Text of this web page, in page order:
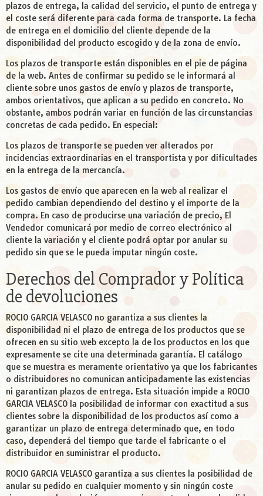
plazos de entrega, la calidad del servicio, el punto de entrega y
el coste será diferente para cada forma de transporte. La fecha
de entrega en el domicilio del cliente depende de la
disponibilidad del producto escogido y de la zona de envío.
Los plazos de transporte están disponibles en el pie de página
de la web. Antes de confirmar su pedido se le informará al
cliente sobre unos gastos de envío y plazos de transporte,
ambos orientativos, que aplican a su pedido en concreto. No
obstante, ambos podrán variar en función de las circunstancias
concretas de cada pedido. En especial:
Los plazos de transporte se pueden ver alterados por
incidencias extraordinarias en el transportista y por dificultades
en la entrega de la mercancía.
Los gastos de envío que aparecen en la web al realizar el
pedido cambian dependiendo del destino y el importe de la
compra. En caso de producirse una variación de precio, El
Vendedor comunicará por medio de correo electrónico al
cliente la variación y el cliente podrá optar por anular su
pedido sin que se le pueda imputar ningún coste.
Derechos del Comprador y Política
de devoluciones
ROCIO GARCIA VELASCO no garantiza a sus clientes la
disponibilidad ni el plazo de entrega de los productos que se
ofrecen en su sitio web excepto la de los productos en los que
expresamente se cite una determinada garantía. El catálogo
que se muestra es meramente orientativo ya que los fabricantes
o distribuidores no comunican anticipadamente las existencias
ni garantizan plazos de entrega. Esta situación impide a ROCIO
GARCIA VELASCO la posibilidad de informar con exactitud a sus
clientes sobre la disponibilidad de los productos así como a
garantizar un plazo de entrega determinado que, en todo
caso, dependerá del tiempo que tarde el fabricante o el
distribuidor en suministrar el producto.
ROCIO GARCIA VELASCO garantiza a sus clientes la posibilidad de
anular su pedido en cualquier momento y sin ningún coste